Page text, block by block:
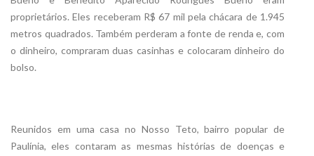
proprietários. Eles receberam R$ 67 mil pela chácara de 1.945
metros quadrados. Também perderam a fonte de renda e, com
o dinheiro, compraram duas casinhas e colocaram dinheiro do
bolso.
Reunidos em uma casa no Nosso Teto, bairro popular de
Paulínia, eles contaram as mesmas histórias de doenças e